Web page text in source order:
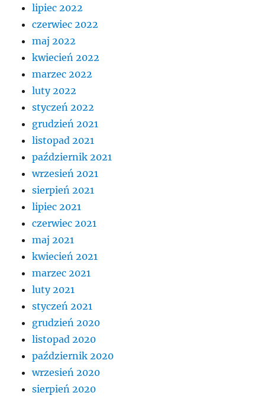
lipiec 2022
czerwiec 2022
maj 2022
kwiecień 2022
marzec 2022
luty 2022
styczeń 2022
grudzień 2021
listopad 2021
październik 2021
wrzesień 2021
sierpień 2021
lipiec 2021
czerwiec 2021
maj 2021
kwiecień 2021
marzec 2021
luty 2021
styczeń 2021
grudzień 2020
listopad 2020
październik 2020
wrzesień 2020
sierpień 2020